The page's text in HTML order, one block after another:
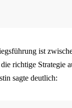
ist
richtige Strategie
sagte deutlich: